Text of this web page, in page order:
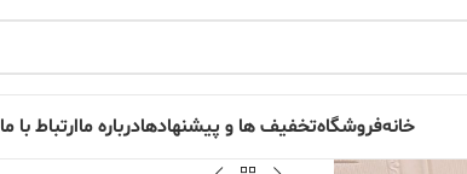
خانهفروشگاهتخفیف ها و پیشنهادهادرباره ماارتباط با ما